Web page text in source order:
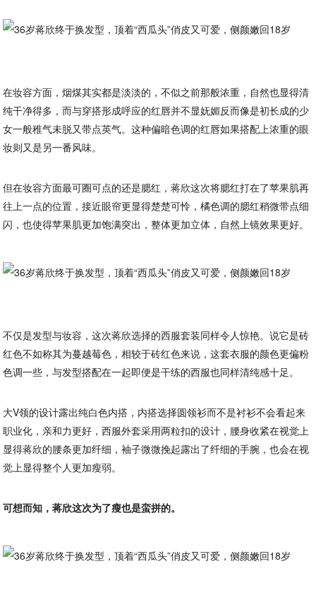
在妆容方面，烟煤其实都是淡淡的，不似之前那般浓重，自然也显得清
纯干净得多，而与穿搭形成呼应的红唇并不显妩媚反而像是初长成的少
女一般稚气未脱又带点英气。这种偏暗色调的红唇如果搭配上浓重的眼
妆则又是另一番风味。
但在妆容方面最可圈可点的还是腮红，蒋欣这次将腮红打在了苹果肌再
往上一点的位置，接近眼帘更显得楚楚可怜，橘色调的腮红稍微带点细
闪，也使得苹果肌更加饱满突出，整体更加立体，自然上镜效果更好。
不仅是发型与妆容，这次蒋欣选择的西服套装同样令人惊艳。说它是砖
红色不如称其为蔓越莓色，相较于砖红色来说，这套衣服的颜色更偏粉
色调一些，与发型搭配在一起即便是干练的西服也同样清纯感十足。
大V领的设计露出纯白色内搭，内搭选择圆领衫而不是衬衫不会看起来
职业化，亲和力更好，西服外套采用两粒扣的设计，腰身收紧在视觉上
显得蒋欣的腰条更加纤细，袖子微微挽起露出了纤细的手腕，也会在视
觉上显得整个人更加瘦弱。
可想而知，蒋欣这次为了瘦也是蛮拼的。